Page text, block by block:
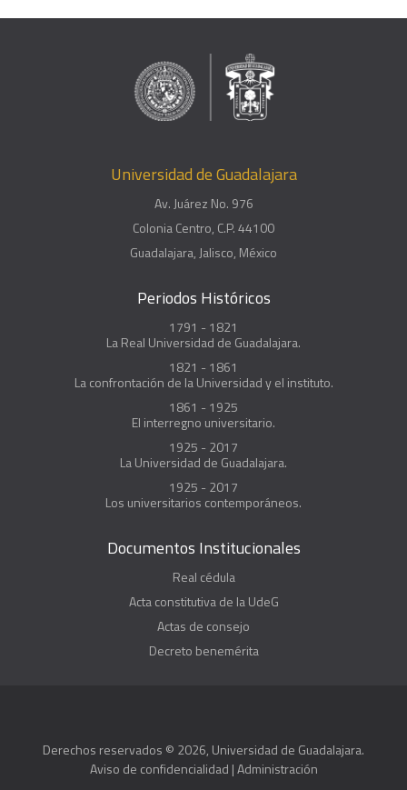
Universidad de Guadalajara
Av. Juárez No. 976
Colonia Centro, C.P. 44100
Guadalajara, Jalisco, México
Periodos Históricos
1791 - 1821
La Real Universidad de Guadalajara.
1821 - 1861
La confrontación de la Universidad y el instituto.
1861 - 1925
El interregno universitario.
1925 - 2017
La Universidad de Guadalajara.
1925 - 2017
Los universitarios contemporáneos.
Documentos Institucionales
Real cédula
Acta constitutiva de la UdeG
Actas de consejo
Decreto benemérita
Derechos reservados © 2026, Universidad de Guadalajara.
Aviso de confidencialidad |Administración